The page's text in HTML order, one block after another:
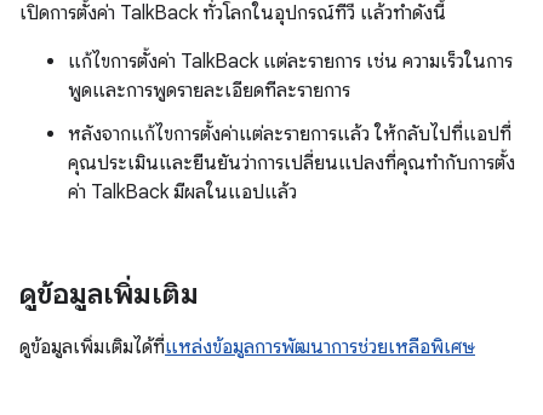
เปิดการตั้งค่า TalkBack ทั่วโลกในอุปกรณ์ทีวี แล้วทำดังนี้
แก้ไขการตั้งค่า TalkBack แต่ละรายการ เช่น ความเร็วในการ
พูดและการพูดรายละเอียดทีละรายการ
หลังจากแก้ไขการตั้งค่าแต่ละรายการแล้ว ให้กลับไปที่แอปที่
คุณประเมินและยืนยันว่าการเปลี่ยนแปลงที่คุณทำกับการตั้ง
ค่า TalkBack มีผลในแอปแล้ว
ดูข้อมูลเพิ่มเติม
ดูข้อมูลเพิ่มเติมได้ที่แหล่งข้อมูลการพัฒนาการช่วยเหลือพิเศษ